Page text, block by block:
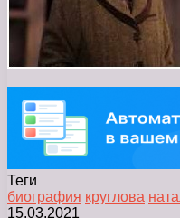
Теги
биография круглова
15.03.2021